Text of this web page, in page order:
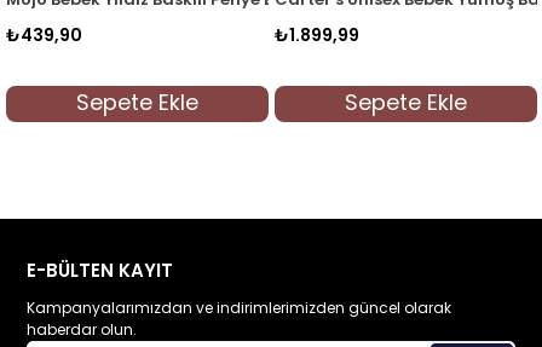
Sepete Ekle Sepete
E-BÜLTEN KAYIT
Kampanyalarımızdan ve indirimlerimizden güncel olarak
haberdar olun.